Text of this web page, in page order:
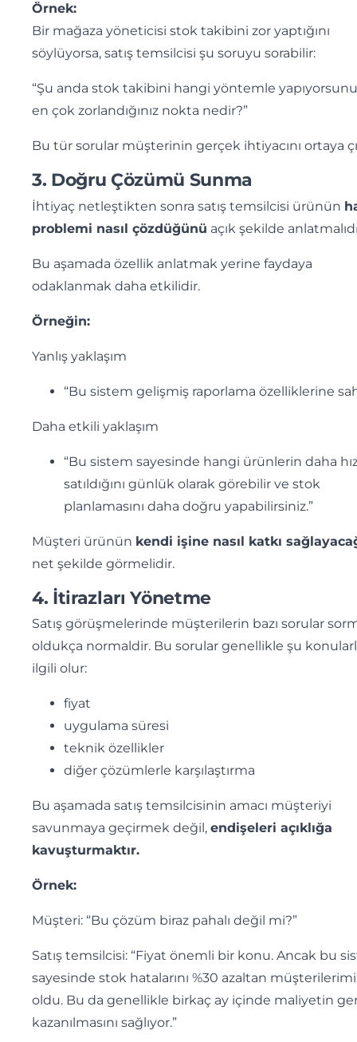
Örnek:
Bir mağaza yöneticisi stok takibini zor yaptığını
söylüyorsa, satış temsilcisi şu soruyu sorabilir:
“Şu anda stok takibini hangi yöntemle
en çok zorlandığınız nokta nedir?”
Bu tür sorular müşterinin gerçek ihtiyacını ortaya
3. Doğru Çözümü Sunma
İhtiyaç netleştikten sonra satış temsilcisi ürünün
problemi nasıl çözdüğünü açık şekilde
Bu aşamada özellik anlatmak yerine faydaya
odaklanmak daha etkilidir.
Örneğin:
Yanlış yaklaşım
“Bu sistem gelişmiş raporlama özelliklerine
Daha etkili yaklaşım
“Bu sistem sayesinde hangi ürünlerin daha
satıldığını günlük olarak görebilir ve stok
planlamasını daha doğru yapabilirsiniz.”
Müşteri ürünün kendi işine nasıl katkı
net şekilde görmelidir.
4. İtirazları Yönetme
Satış görüşmelerinde müşterilerin bazı sorular
oldukça normaldir. Bu sorular genellikle şu
ilgili olur:
fiyat
uygulama süresi
teknik özellikler
diğer çözümlerle karşılaştırma
Bu aşamada satış temsilcisinin amacı müşteriyi
savunmaya geçirmek değil, endişeleri açıklığa
kavuşturmaktır.
Örnek:
Müşteri: “Bu çözüm biraz pahalı değil mi?”
Satış temsilcisi: “Fiyat önemli bir konu. Ancak bu
sayesinde stok hatalarını %30 azaltan
oldu. Bu da genellikle birkaç ay içinde maliyetin
kazanılmasını sağlıyor.”